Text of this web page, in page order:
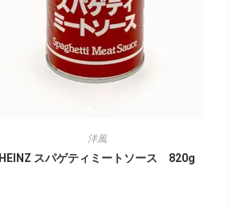
洋風
HEINZ スパゲティミートソース 820g